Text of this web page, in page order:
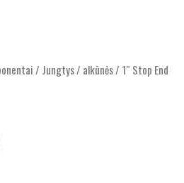
/ Jungtys / alkūnės/ 1″ Stop End